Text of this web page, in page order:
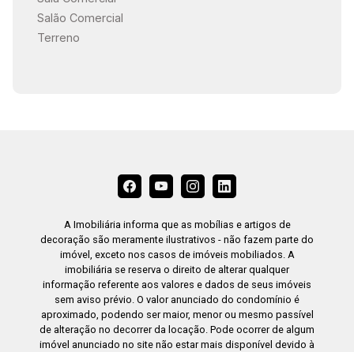
Salão Comercial
Terreno
A Imobiliária informa que as mobílias e artigos de
decoração são meramente ilustrativos - não fazem parte do
imóvel, exceto nos casos de imóveis mobiliados. A
imobiliária se reserva o direito de alterar qualquer
informação referente aos valores e dados de seus imóveis
sem aviso prévio. O valor anunciado do condomínio é
aproximado, podendo ser maior, menor ou mesmo passível
de alteração no decorrer da locação. Pode ocorrer de algum
imóvel anunciado no site não estar mais disponível devido à